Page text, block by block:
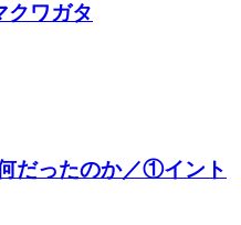
ワガタ
だったのか／①イント